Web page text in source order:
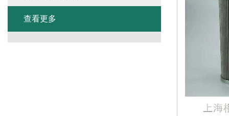
查看更多